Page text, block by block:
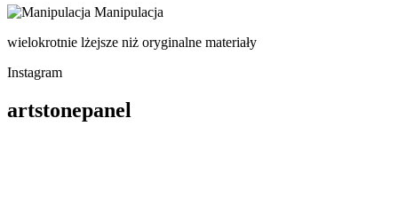
Manipulacja
wielokrotnie lżejsze niż oryginalne materiały
Instagram
artstonepanel